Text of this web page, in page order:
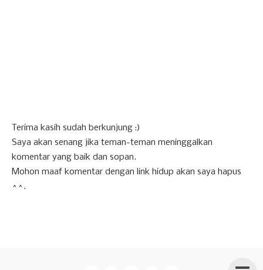
Terima kasih sudah berkunjung :)
Saya akan senang jika teman-teman meninggalkan
komentar yang baik dan sopan.
Mohon maaf komentar dengan link hidup akan saya hapus
^^.